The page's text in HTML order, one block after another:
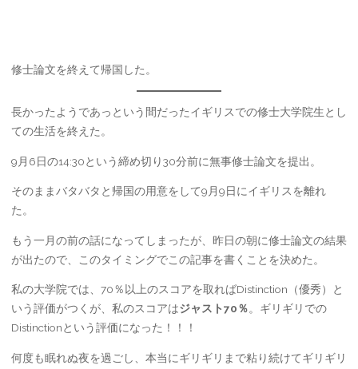
修士論文を終えて帰国した。
長かったようであっという間だったイギリスでの修士大学院生とし
ての生活を終えた。
9月6日の14:30という締め切り30分前に無事修士論文を提出。
そのままバタバタと帰国の用意をして9月9日にイギリスを離れ
た。
もう一月の前の話になってしまったが、昨日の朝に修士論文の結果
が出たので、このタイミングでこの記事を書くことを決めた。
私の大学院では、70％以上のスコアを取ればDistinction（優秀）と
いう評価がつくが、私のスコアはジャスト70％。ギリギリでの
Distinctionという評価になった！！！
何度も眠れぬ夜を過ごし、本当にギリギリまで粘り続けてギリギリ